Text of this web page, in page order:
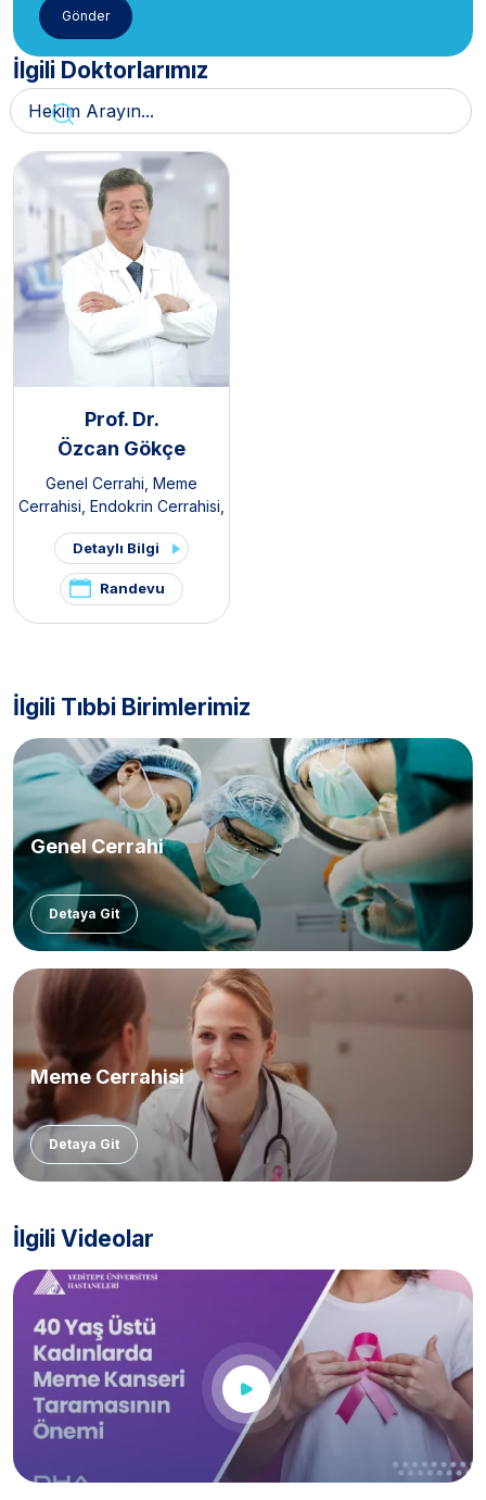
İlgili Doktorlarımız
Prof. Dr.
Özcan Gökçe
Genel Cerrahi, Meme
Cerrahisi, Endokrin Cerrahisi,
Gastroenteroloji Cerrahisi
Organ Nakli Merkezi
Böbrek Nakli Merkezi
Karaciğer Nakli Merkezi
Detaylı Bilgi
Randevu
İlgili Tıbbi Birimlerimiz
Genel Cerrahi
Detaya Git
Meme Cerrahisi
Detaya Git
İlgili Videolar